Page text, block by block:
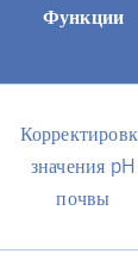
Функции
значения pH
почвы